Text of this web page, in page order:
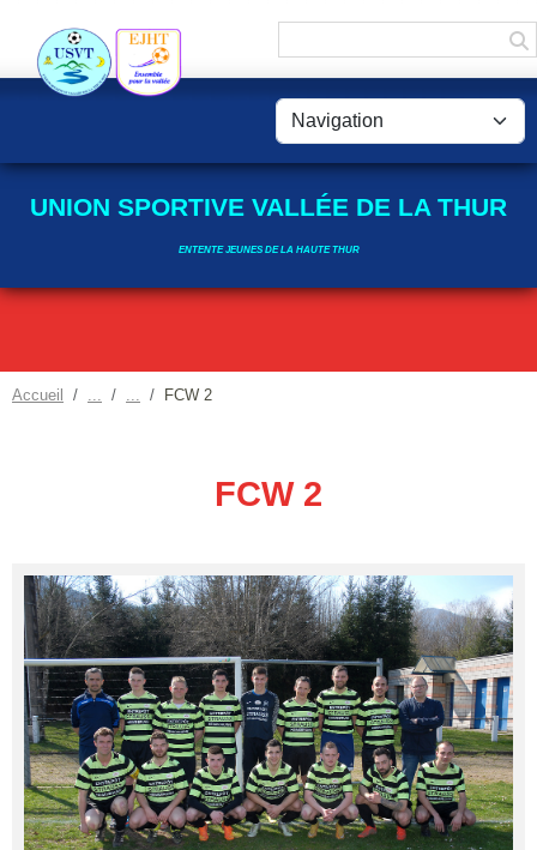
UNION SPORTIVE VALLÉE DE LA THUR
ENTENTE JEUNES DE LA HAUTE THUR
Accueil FCW 2
FCW 2